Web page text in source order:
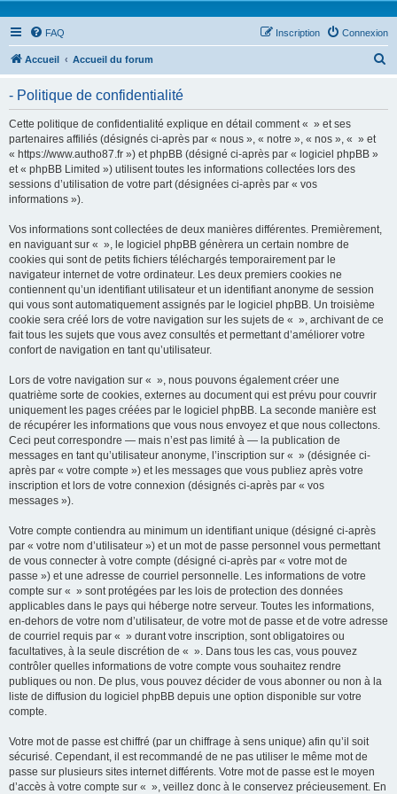
FAQ Connexion
Inscription
Accueil Accueil du forum
- Politique de confidentialité
Cette politique de confidentialité explique en détail comment « » et ses
partenaires affiliés (désignés ci-après par « nous », « notre », « nos », « » et
« https://www.autho87.fr ») et phpBB (désigné ci-après par « logiciel phpBB »
et « phpBB Limited ») utilisent toutes les informations collectées lors des
sessions d’utilisation de votre part (désignées ci-après par « vos
informations »).
Vos informations sont collectées de deux manières différentes. Premièrement,
en naviguant sur « », le logiciel phpBB génèrera un certain nombre de
cookies qui sont de petits fichiers téléchargés temporairement par le
navigateur internet de votre ordinateur. Les deux premiers cookies ne
contiennent qu’un identifiant utilisateur et un identifiant anonyme de session
qui vous sont automatiquement assignés par le logiciel phpBB. Un troisième
cookie sera créé lors de votre navigation sur les sujets de « », archivant de ce
fait tous les sujets que vous avez consultés et permettant d’améliorer votre
confort de navigation en tant qu’utilisateur.
Lors de votre navigation sur « », nous pouvons également créer une
quatrième sorte de cookies, externes au document qui est prévu pour couvrir
uniquement les pages créées par le logiciel phpBB. La seconde manière est
de récupérer les informations que vous nous envoyez et que nous collectons.
Ceci peut correspondre — mais n’est pas limité à — la publication de
messages en tant qu’utilisateur anonyme, l’inscription sur « » (désignée ci-
après par « votre compte ») et les messages que vous publiez après votre
inscription et lors de votre connexion (désignés ci-après par « vos
messages »).
Votre compte contiendra au minimum un identifiant unique (désigné ci-après
par « votre nom d’utilisateur ») et un mot de passe personnel vous permettant
de vous connecter à votre compte (désigné ci-après par « votre mot de
passe ») et une adresse de courriel personnelle. Les informations de votre
compte sur « » sont protégées par les lois de protection des données
applicables dans le pays qui héberge notre serveur. Toutes les informations,
en-dehors de votre nom d’utilisateur, de votre mot de passe et de votre adresse
de courriel requis par « » durant votre inscription, sont obligatoires ou
facultatives, à la seule discrétion de « ». Dans tous les cas, vous pouvez
contrôler quelles informations de votre compte vous souhaitez rendre
publiques ou non. De plus, vous pouvez décider de vous abonner ou non à la
liste de diffusion du logiciel phpBB depuis une option disponible sur votre
compte.
Votre mot de passe est chiffré (par un chiffrage à sens unique) afin qu’il soit
sécurisé. Cependant, il est recommandé de ne pas utiliser le même mot de
passe sur plusieurs sites internet différents. Votre mot de passe est le moyen
d’accès à votre compte sur « », veillez donc à le conservez précieusement. En